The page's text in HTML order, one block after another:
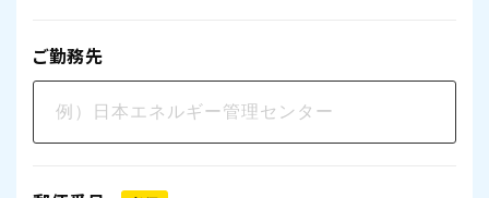
ご勤務先